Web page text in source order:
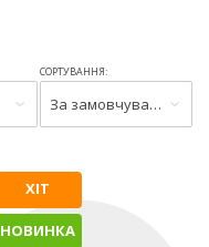
СОРТУВАННЯ:
За замовчуванням
ХІТ
НОВИНКА